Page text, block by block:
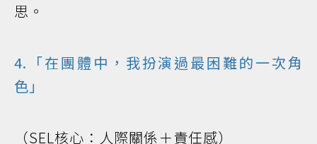
思。
4.「在團體中，我扮演過最困難的一次角
色」
（SEL核心：人際關係＋責任感）